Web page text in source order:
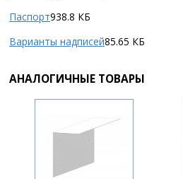
Паспорт938.8 КБ
Варианты надписей85.65 КБ
АНАЛОГИЧНЫЕ ТОВАРЫ